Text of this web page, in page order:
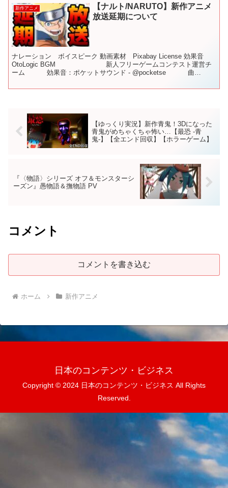
新作アニメ
【ナルト/NARUTO】新作アニメ
放送延期について
ナレーション ボイスピーク 動画素材 Pixabay License 効果音
OtoLogic BGM 新人フリーゲームコンテスト運営チ
ーム 効果音：ポケットサウンド - @pocketse 曲
【ゆっくり実況】新作青鬼！3Dになった
青鬼がめちゃくちゃ怖い…【最恐 -青
鬼-】【全エンド回収】【ホラーゲーム】
『〈物語〉シリーズ オフ＆モンスターシ
ーズン』愚物語＆撫物語 PV
コメント
コメントを書き込む
ホーム 新作アニメ
日本のコンテンツ・ビジネス
Copyright © 2024 日本のコンテンツ・ビジネス All Rights
Reserved.